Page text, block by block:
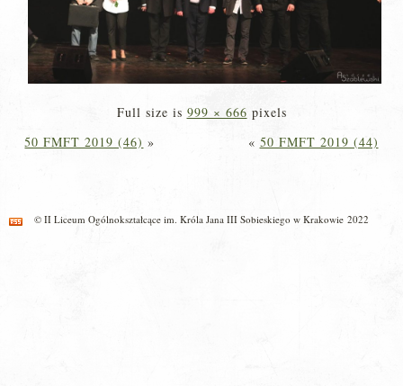
Full size is 999 × 666 pixels
50 FMFT 2019 (46) » « 50 FMFT 2019 (44)
© II Liceum Ogólnokształcące im. Króla Jana III Sobieskiego w Krakowie 2022